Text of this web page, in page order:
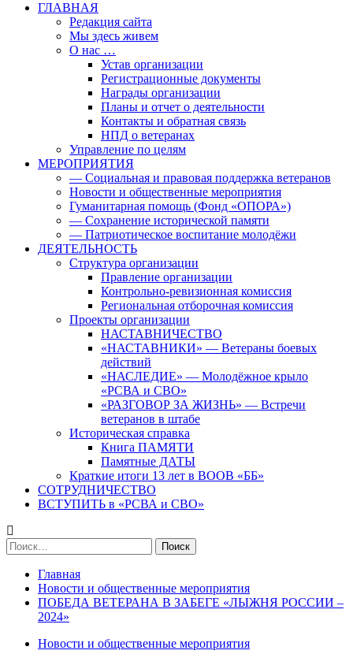
ГЛАВНАЯ
Редакция сайта
Мы здесь живем
О нас …
Устав организации
Регистрационные документы
Награды организации
Планы и отчет о деятельности
Контакты и обратная связь
НПД о ветеранах
Управление по целям
МЕРОПРИЯТИЯ
— Социальная и правовая поддержка ветеранов
Новости и общественные мероприятия
Гуманитарная помощь (Фонд «ОПОРА»)
— Сохранение исторической памяти
— Патриотическое воспитание молодёжи
ДЕЯТЕЛЬНОСТЬ
Структура организации
Правление организации
Контрольно-ревизионная комиссия
Региональная отборочная комиссия
Проекты организации
НАСТАВНИЧЕСТВО
«НАСТАВНИКИ» — Ветераны боевых
действий
«НАСЛЕДИЕ» — Молодёжное крыло
«РСВА и СВО»
«РАЗГОВОР ЗА ЖИЗНЬ» — Встречи
ветеранов в штабе
Историческая справка
Книга ПАМЯТИ
Памятные ДАТЫ
Краткие итоги 13 лет в ВООВ «ББ»
СОТРУДНИЧЕСТВО
ВСТУПИТЬ в «РСВА и СВО»
Найти:
Главная
Новости и общественные мероприятия
ПОБЕДА ВЕТЕРАНА В ЗАБЕГЕ «ЛЫЖНЯ РОССИИ –
2024»
Новости и общественные мероприятия